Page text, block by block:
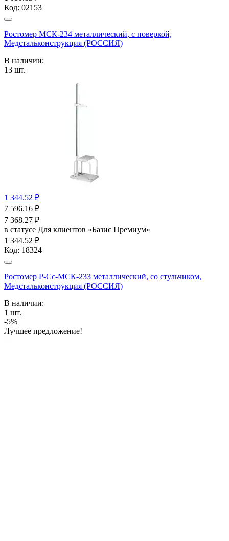
Код: 02153
Ростомер МСК-234 металлический, с поверкой,
Медстальконструкция (РОССИЯ)
В наличии:
13 шт.
1 344.52 ₽
7 596.16 ₽
7 368.27 ₽
в статусе Для клиентов «Базис Премиум»
1 344.52 ₽
Код: 18324
Ростомер Р-Сс-МСК-233 металлический, со стульчиком,
Медстальконструкция (РОССИЯ)
В наличии:
1 шт.
-5%
Лучшее предложение!